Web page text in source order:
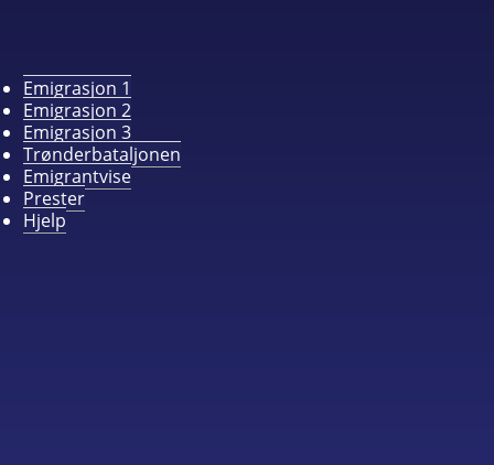
Emigrasjon 1
Emigrasjon 2
Emigrasjon 3
Trønderbataljonen
Emigrantvise
Prester
Hjelp